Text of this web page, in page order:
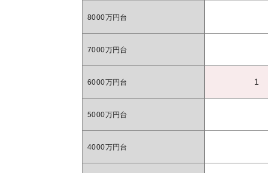
8000万円台
7000万円台
6000万円台 1
5000万円台
4000万円台